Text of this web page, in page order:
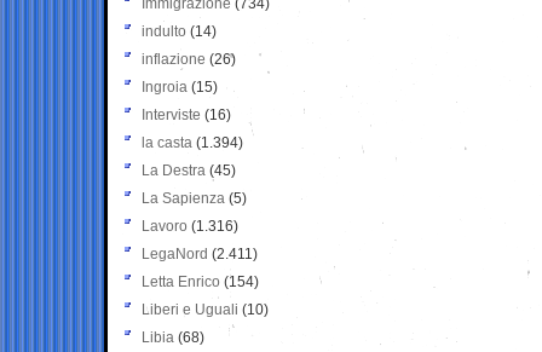
Immigrazione (734)
indulto (14)
inflazione (26)
Ingroia (15)
Interviste (16)
la casta (1.394)
La Destra (45)
La Sapienza (5)
Lavoro (1.316)
LegaNord (2.411)
Letta Enrico (154)
Liberi e Uguali (10)
Libia (68)